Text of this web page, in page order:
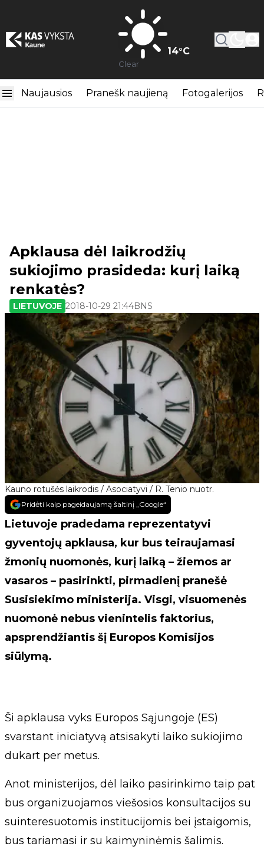
14°C
Clear
Naujausios Pranešk naujieną Fotogalerijos
Kauno rotušės laikrodis / Asociatyvi / R. Tenio nuotr.
Apklausa dėl laikrodžių
sukiojimo prasideda: kurį laiką
renkatės?
LIETUVOJE 2018-10-29 21:44BNS
Pridėti kaip pageidaujamą šaltinį „Google“
Lietuvoje pradedama reprezentatyvi
gyventojų apklausa, kur bus teiraujamasi
žmonių nuomonės, kurį laiką – žiemos ar
vasaros – pasirinkti, pirmadienį pranešė
Susisiekimo ministerija. Visgi, visuomenės
nuomonė nebus vienintelis faktorius,
apsprendžiantis šį Europos Komisijos
siūlymą.
Ši apklausa vyks Europos Sąjungoje (ES)
svarstant iniciatyvą atsisakyti laiko sukiojimo
dukart per metus.
Anot ministerijos, dėl laiko pasirinkimo taip pat
bus organizuojamos viešosios konsultacijos su
suinteresuotomis institucijomis bei įstaigomis,
bus tariamasi ir su kaimyninėmis šalimis.